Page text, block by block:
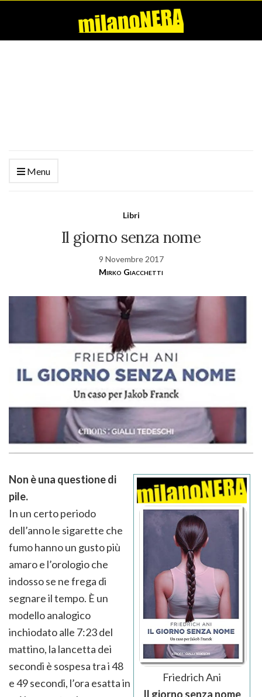
Menu
Libri
Il giorno senza nome
9 Novembre 2017
Mirko Giacchetti
Friedrich Ani
Il giorno senza nome
Non è una questione di
pile.
In un certo periodo
dell’anno le sigarette che
fumo hanno un gusto più
amaro e l’orologio che
indosso se ne frega di
segnare il tempo. È un
modello analogico
inchiodato alle 7:23 del
mattino, la lancetta dei
secondi è sospesa tra i 48
e 49 secondi, l’ora esatta in